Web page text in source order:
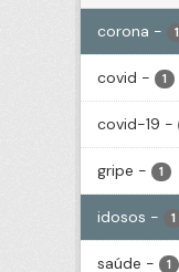
corona - 1
covid - 1
covid-19 -
gripe - 1
idosos - 1
saúde - 1